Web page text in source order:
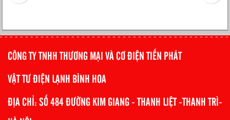
CÔNG TY TNHH THƯƠNG MẠI VÀ CƠ ĐIỆN TIẾN PHÁT
VẬT TƯ ĐIỆN LẠNH BÌNH HOA
ĐỊA CHỈ: SỐ 484 ĐƯỜNG KIM GIANG - THANH LIỆT -THANH TRÌ-